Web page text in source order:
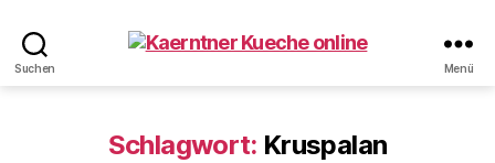
Suchen
Kueche
Menü
Schlagwort: Kruspalan